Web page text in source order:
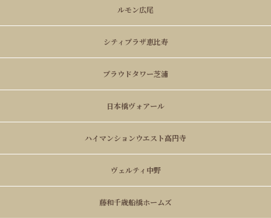
ルモン広尾
シティプラザ恵比寿
プラウドタワー芝浦
日本橋ヴォアール
ハイマンションウエスト高円寺
ヴェルティ中野
藤和千歳船橋ホームズ